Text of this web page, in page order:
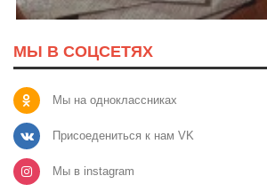
МЫ В СОЦСЕТЯХ
Мы на одноклассниках
Присоедениться к нам VK
Мы в instagram